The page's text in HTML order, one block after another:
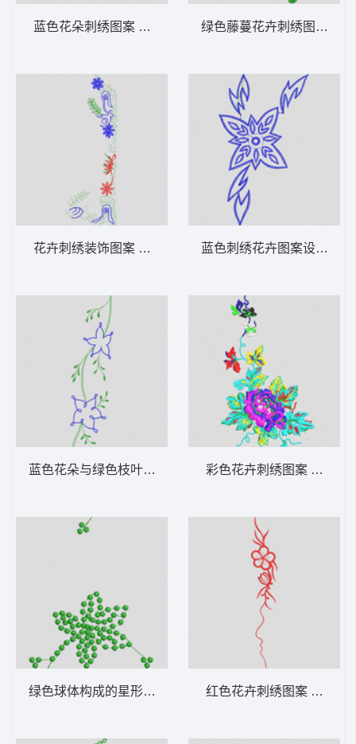
蓝色花朵刺绣图案 花型
花卉刺绣装饰图案 花型
蓝色花朵与绿色枝叶刺绣图案 花型
绿色球体构成的星形图案 花型
绿色藤蔓花卉刺绣图案 牛
蓝色刺绣花卉图案设计 牛
彩色花卉刺绣图案 牛仔裤
红色花卉刺绣图案 牛仔裤